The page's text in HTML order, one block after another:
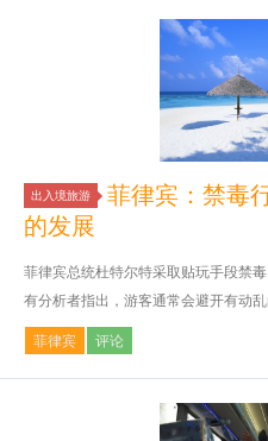
出入境旅游
菲律宾：禁毒
的发展
菲律宾总统杜特尔特采取贴玩手段禁
有分析者指出，游客通常会避开有动
菲律宾 评论